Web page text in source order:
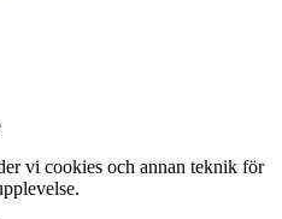
vi cookies och annan teknik för